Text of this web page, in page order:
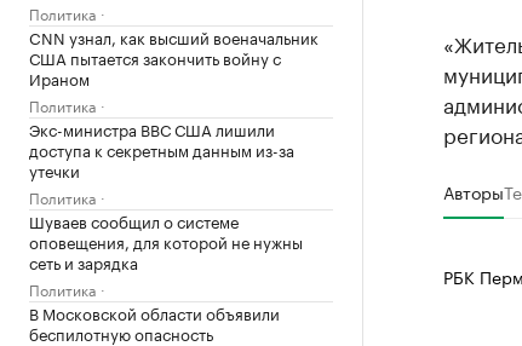
Политика
CNN узнал, как высший военачальник
США пытается закончить войну с
Ираном
Политика
Экс-министра ВВС США лишили
доступа к секретным данным из-за
утечки
Политика
Шуваев сообщил о системе
оповещения, для которой не нужны
сеть и зарядка
Политика
В Московской области объявили
беспилотную опасность
Авторы
РБК